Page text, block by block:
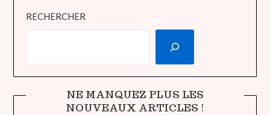
RECHERCHER
NE MANQUEZ PLUS LES
NOUVEAUX ARTICLES !